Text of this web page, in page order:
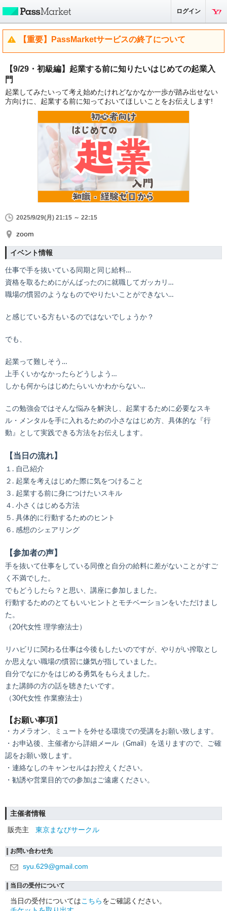
ログイン
【重要】PassMarketサービスの終了について
【9/29・初級編】起業する前に知りたいはじめての起業入
門
起業してみたいって考え始めたけれどなかなか一歩が踏み出せない
方向けに、起業する前に知っておいてほしいことをお伝えします!
2025/9/29(月) 21:15 ～ 22:15
zoom
イベント情報
仕事で手を抜いている同期と同じ給料…
資格を取るためにがんばったのに就職してガッカリ…
職場の慣習のようなものでやりたいことができない…
と感じている方もいるのではないでしょうか？
でも、
起業って難しそう…
上手くいかなかったらどうしよう…
しかも何からはじめたらいいかわからない…
この勉強会ではそんな悩みを解決し、起業するために必要なスキ
ル・メンタルを手に入れるための小さなはじめ方、具体的な『行
動』として実践できる方法をお伝えします。
【当日の流れ】
１. 自己紹介
２. 起業を考えはじめた際に気をつけること
３. 起業する前に身につけたいスキル
４. 小さくはじめる方法
５. 具体的に行動するためのヒント
６. 感想のシェアリング
【参加者の声】
手を抜いて仕事をしている同僚と自分の給料に差がないことがすご
く不満でした。
でもどうしたら？と思い、講座に参加しました。
行動するためのとてもいいヒントとモチベーションをいただけまし
た。
（20代女性 理学療法士）
リハビリに関わる仕事は今後もしたいのですが、やりがい搾取とし
か思えない職場の慣習に嫌気が指していました。
自分でなにかをはじめる勇気をもらえました。
また講師の方の話を聴きたいです。
（30代女性 作業療法士）
【お願い事項】
・カメラオン、ミュートを外せる環境での受講をお願い致します。
・お申込後、主催者から詳細メール（Gmail）を送りますので、ご確
認をお願い致します。
・連絡なしのキャンセルはお控えください。
・勧誘や営業目的での参加はご遠慮ください。
主催者情報
販売主
東京まなびサークル
お問い合わせ先
syu.629@gmail.com
当日の受付について
当日の受付についてはこちらをご確認ください。